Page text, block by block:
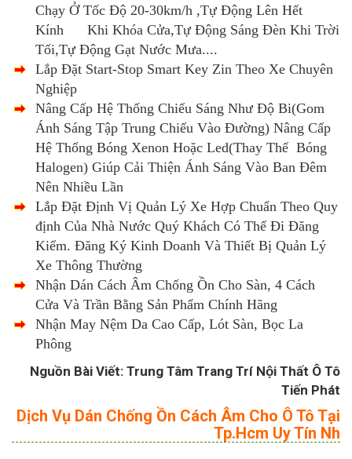
Chạy Ở Tốc Độ 20-30km/h ,Tự Động Lên Hết
Kính Khi Khóa Cửa,Tự Động Sáng Đèn Khi Trời
Tối,Tự Động Gạt Nước Mưa....
Lắp Đặt Start-Stop Smart Key Zin Theo Xe Chuyên
Nghiệp
Nâng Cấp Hệ Thống Chiếu Sáng Như Độ Bi(Gom
Ánh Sáng Tập Trung Chiếu Vào Đường) Nâng Cấp
Hệ Thống Bóng Xenon Hoặc Led(Thay Thế Bóng
Halogen) Giúp Cải Thiện Ánh Sáng Vào Ban Đêm
Nên Nhiều Lần
Lắp Đặt Định Vị Quản Lý Xe Hợp Chuẩn Theo Quy
định Của Nhà Nước Quý Khách Có Thể Đi Đăng
Kiểm. Đăng Ký Kinh Doanh Và Thiết Bị Quản Lý
Xe Thông Thường
Nhận Dán Cách Âm Chống Ồn Cho Sàn, 4 Cách
Cửa Và Trần Bằng Sản Phẩm Chính Hãng
Nhận May Nệm Da Cao Cấp, Lót Sàn, Bọc La
Phông
Nguồn Bài Viết: Trung Tâm Trang Trí Nội Thất Ô Tô
Tiến Phát
Dịch Vụ Dán Chống Ồn Cách Âm Cho Ô Tô Tại
Tp.Hcm Uy Tín Nh